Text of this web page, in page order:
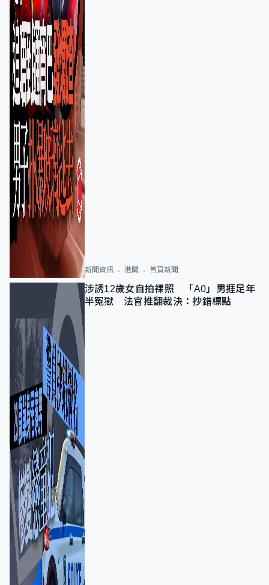
新聞資訊 港聞 首頁新聞
涉誘12歲女自拍祼照 「A0」男捱足年
半冤獄 法官推翻裁決：抄錯標點